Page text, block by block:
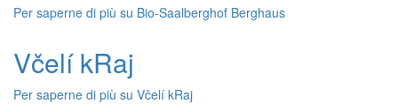
Per saperne di più su Bio-Saalberghof Berghaus
Včelí kRaj
Per saperne di più su Včelí kRaj